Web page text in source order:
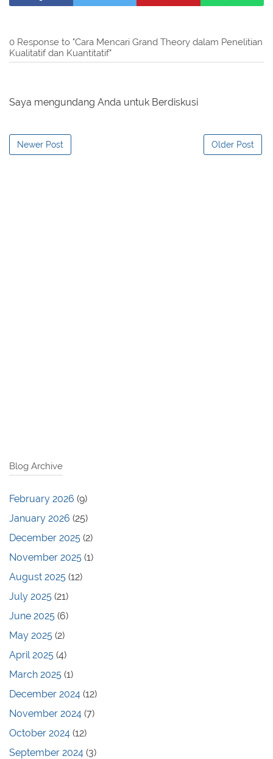
0 Response to "Cara Mencari Grand Theory dalam Penelitian
Kualitatif dan Kuantitatif"
Saya mengundang Anda untuk Berdiskusi
Newer Post Older Post
Blog Archive
February 2026 (9)
January 2026 (25)
December 2025 (2)
November 2025 (1)
August 2025 (12)
July 2025 (21)
June 2025 (6)
May 2025 (2)
April 2025 (4)
March 2025 (1)
December 2024 (12)
November 2024 (7)
October 2024 (12)
September 2024 (3)